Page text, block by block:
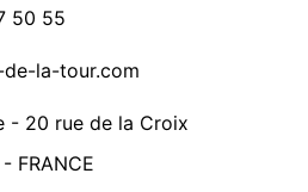
50 55
la-tour.com
- 20 rue de la Croix
FRANCE